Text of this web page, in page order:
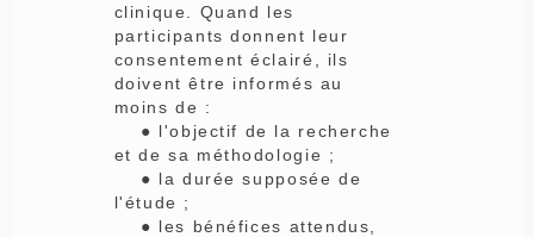
clinique. Quand les
participants donnent leur
consentement éclairé, ils
doivent être informés au
moins de :
● l'objectif de la recherche
et de sa méthodologie ;
● la durée supposée de
l'étude ;
● les bénéfices attendus,